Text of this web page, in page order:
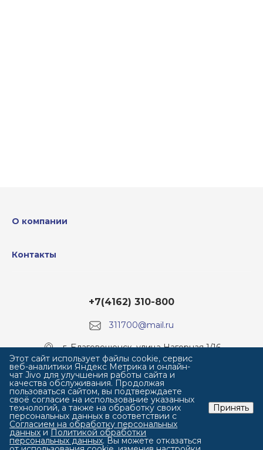
О компании
Контакты
311700@mail.ru
+7(4162) 310-800
г. Благовещенск, улица Нагорная 1/16
Этот сайт использует файлы cookie, сервис
веб-аналитики Яндекс Метрика и онлайн-
чат Jivo для улучшения работы сайта и
качества обслуживания. Продолжая
пользоваться сайтом, вы подтверждаете
своё согласие на использование указанных
технологий, а также на обработку своих
персональных данных в соответствии с
Согласием на обработку персональных
данных и Политикой обработки
персональных данных. Вы можете отказаться
Принять